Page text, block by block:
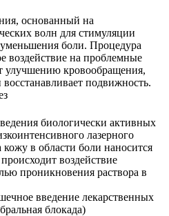
основанный на
волн для стимуляции
боли. Процедура
воздействие на проблемные
улучшению кровообращения,
подвижность.
биологически активных
лазерного
в области боли наносится
воздействие
проникновения раствора в
введение лекарственных
блокада)